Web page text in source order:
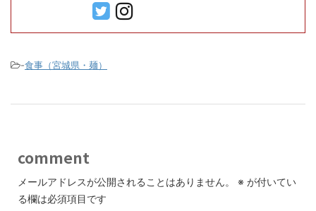
-食事（宮城県・麺）
comment
メールアドレスが公開されることはありません。 ※ が付いてい
る欄は必須項目です